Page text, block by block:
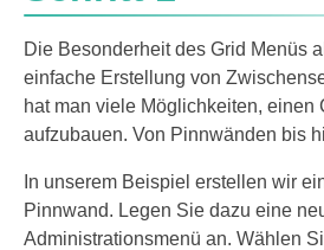
Die Besonderheit des Grid Menüs
einfache Erstellung von
hat man viele Möglichkeiten, einen
aufzubauen. Von Pinnwänden bis
In unserem Beispiel erstellen wir
Pinnwand. Legen Sie dazu eine
Administrationsmenü an. Wählen